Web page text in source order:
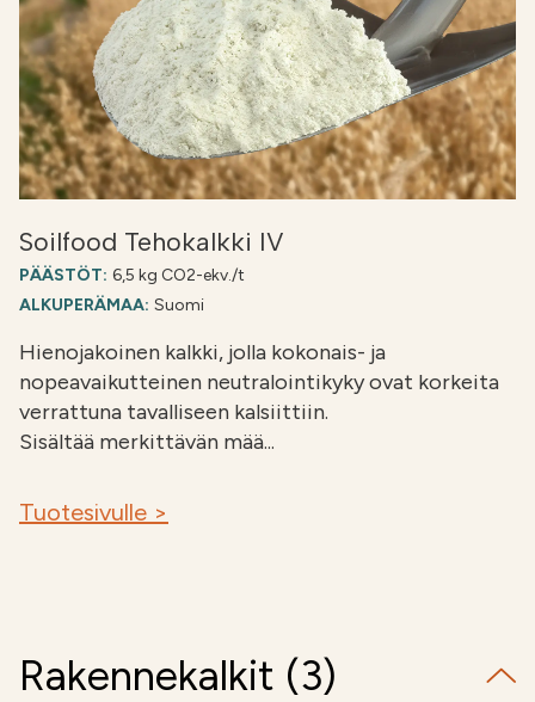
Soilfood Tehokalkki IV
PÄÄSTÖT: 6,5 kg CO2-ekv./t
ALKUPERÄMAA: Suomi
Hienojakoinen kalkki, jolla kokonais- ja
nopeavaikutteinen neutralointikyky ovat korkeita
verrattuna tavalliseen kalsiittiin.
Sisältää merkittävän mää...
Tuotesivulle >
Rakennekalkit (3)